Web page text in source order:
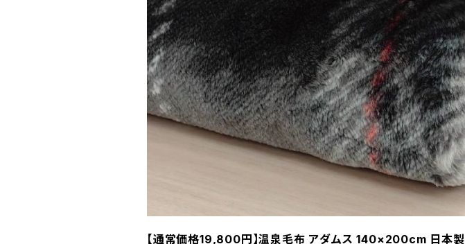
【通常価格19,800円】温泉毛布 アダムス 140×200cm 日本製